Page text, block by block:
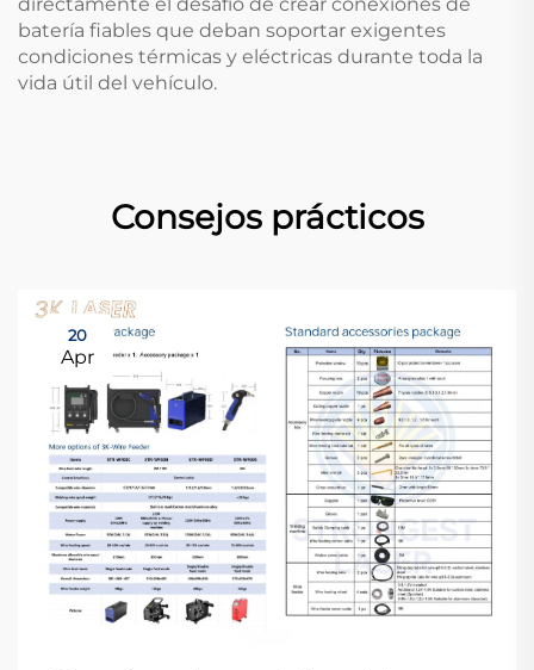
batería fiables que deban soportar exigentes
condiciones térmicas y eléctricas durante toda la
vida útil del vehículo.
Consejos prácticos
20
Apr